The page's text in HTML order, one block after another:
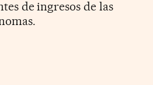
de ingresos de las